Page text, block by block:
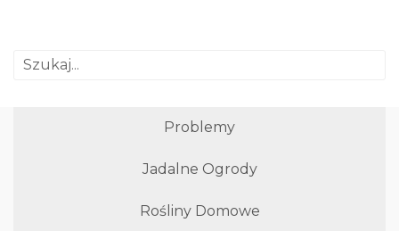
Problemy
Jadalne Ogrody
Rośliny Domowe